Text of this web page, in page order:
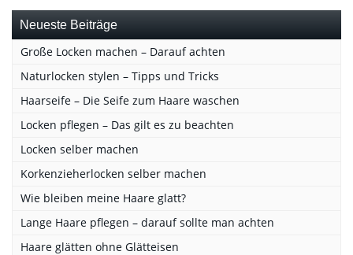
Neueste Beiträge
Große Locken machen – Darauf achten
Naturlocken stylen – Tipps und Tricks
Haarseife – Die Seife zum Haare waschen
Locken pflegen – Das gilt es zu beachten
Locken selber machen
Korkenzieherlocken selber machen
Wie bleiben meine Haare glatt?
Lange Haare pflegen – darauf sollte man achten
Haare glätten ohne Glätteisen